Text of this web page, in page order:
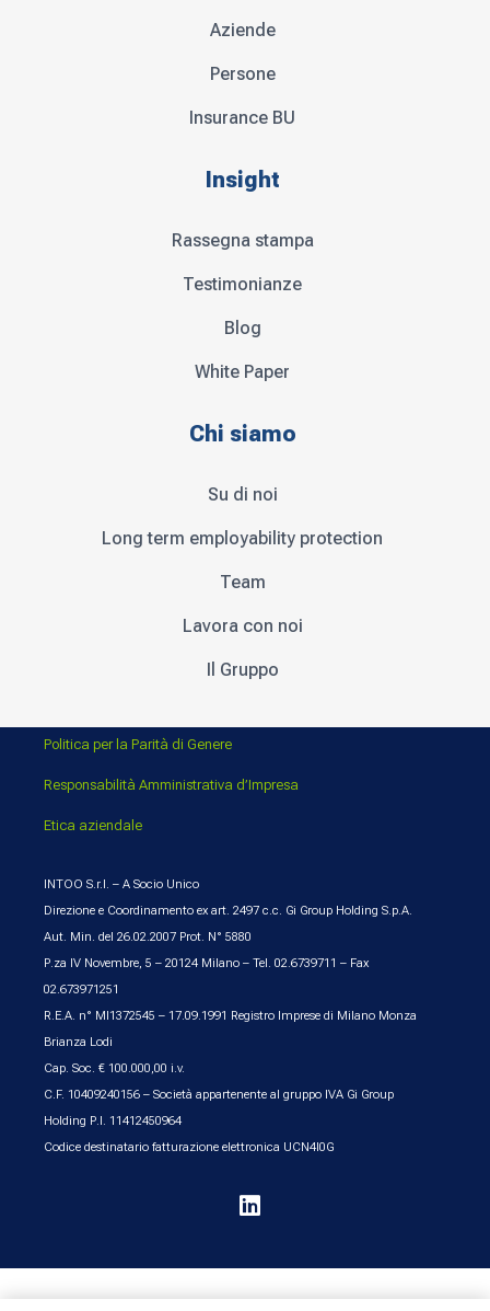
Aziende
Persone
Insurance BU
Insight
Rassegna stampa
Testimonianze
Blog
White Paper
Chi siamo
Su di noi
Long term employability protection
Team
Lavora con noi
Il Gruppo
Politica per la Parità di Genere
Responsabilità Amministrativa d’Impresa
Etica aziendale
INTOO S.r.l. – A Socio Unico
Direzione e Coordinamento ex art. 2497 c.c. Gi Group Holding S.p.A.
Aut. Min. del 26.02.2007 Prot. N° 5880
P.za IV Novembre, 5 – 20124 Milano – Tel. 02.6739711 – Fax
02.673971251
R.E.A. n° MI1372545 – 17.09.1991 Registro Imprese di Milano Monza
Brianza Lodi
Cap. Soc. € 100.000,00 i.v.
C.F. 10409240156 – Società appartenente al gruppo IVA Gi Group
Holding P.I. 11412450964
Codice destinatario fatturazione elettronica UCN4I0G
